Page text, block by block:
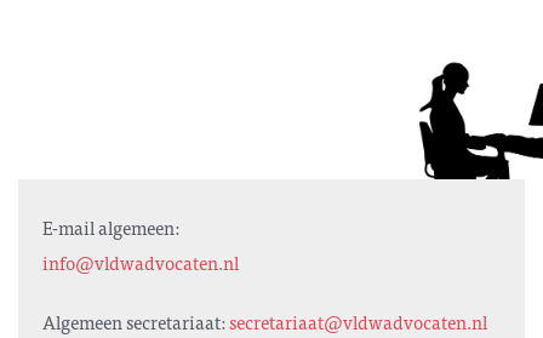
E-mail algemeen:
info@vldwadvocaten.nl
Algemeen secretariaat:secretariaat@vldwadvocaten.nl